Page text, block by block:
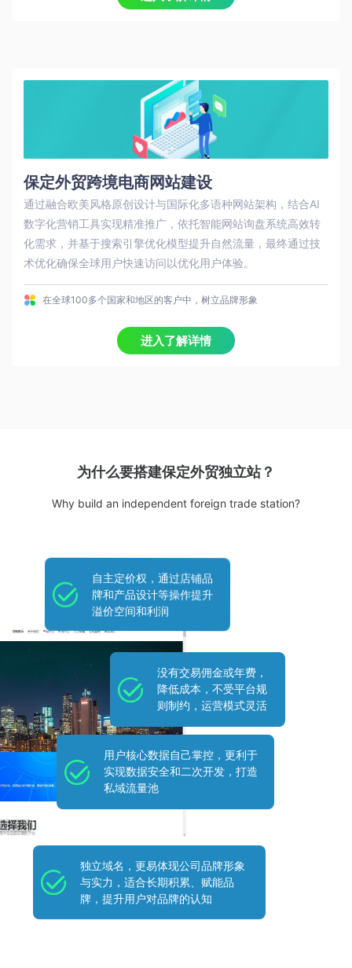
保定外贸跨境电商网站建设
通过融合‌欧美风格原创设计‌与‌国际化多语种网站‌架构，结合‌AI
数字化营销工具‌实现精准推广，依托‌智能网站询盘系统‌高效转
化需求，并基于‌搜索引擎优化模型‌提升自然流量，最终通过技
术优化确保‌全球用户快速访问‌以优化用户体验。
在全球100多个国家和地区的客户中，树立品牌形象
进入了解详情
为什么要搭建保定外贸独立站？
Why build an independent foreign trade station?
自主定价权，通过店铺品
牌和产品设计等操作提升
溢价空间和利润
没有交易佣金或年费，
降低成本，不受平台规
则制约，运营模式灵活
用户核心数据自己掌控，更利于
实现数据安全和二次开发，打造
私域流量池
独立域名，更易体现公司品牌形象
与实力，适合长期积累、赋能品
牌，提升用户对品牌的认知